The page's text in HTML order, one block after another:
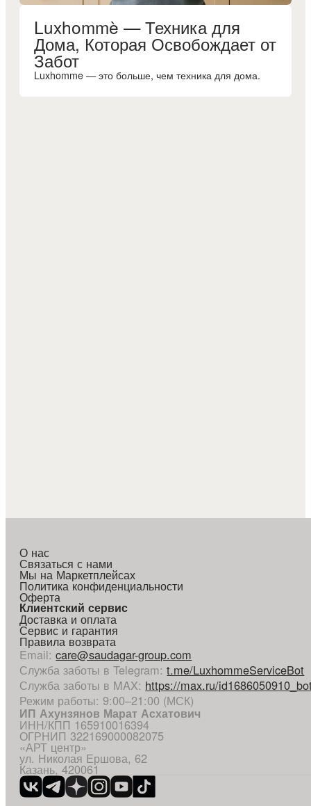
Luxhommè — Техника для
Дома, Которая Освобождает от
Забот
Luxhomme — это больше, чем техника для дома.
О нас
Связаться с нами
Мы на Маркетплейсах
Политика конфиденциальности
Оферта
Клиентский сервис
Доставка и оплата
Сервис и гарантия
Правила возврата
Email:care@saudagar-group.com
Служба заботы в Telegram:t.me/LuxhommeServiceBot
Служба заботы в MAX: https://max.ru/
Режим работы: 9:00–21:00 (МСК)
ИП Ахунзянов Марат Асхатович
ИНН/КПП 165910016394
ОГРНИП 322169000082075
«АРТ центр»
ул. Николая Ершова, 62
Казань, 420061